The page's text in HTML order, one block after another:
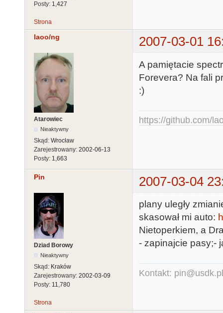
Posty: 1,427
Strona
laoo/ng 2007-03-01
Atarowiec
Nieaktywny
Skąd: Wrocław
Zarejestrowany: 2002-06-13
Posty: 1,663
A pamiętacie
Forevera? Na fali
:)
https://github.com/
Pin 2007-03-04
Dziad Borowy
Nieaktywny
Skąd: Kraków
Zarejestrowany: 2002-03-09
Posty: 11,780
plany uległy
skasował mi auto:
Nietoperkiem, a
- zapinajcie pasy;-
Kontakt: pin@usdk.pl
Strona